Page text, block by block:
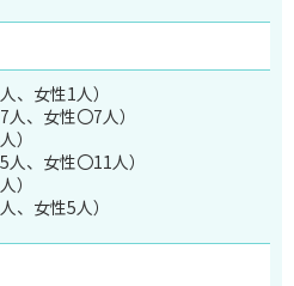
、女性1人）
、女性〇7人）
）
、女性〇11人）
）
、女性5人）